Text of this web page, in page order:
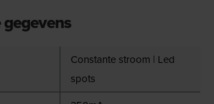
Constante stroom | Led
spots